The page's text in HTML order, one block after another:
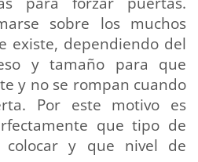
sobre los muchos
existe, dependiendo del
y tamaño para que
y no se rompan cuando
Por este motivo es
que tipo de
colocar y que nivel de